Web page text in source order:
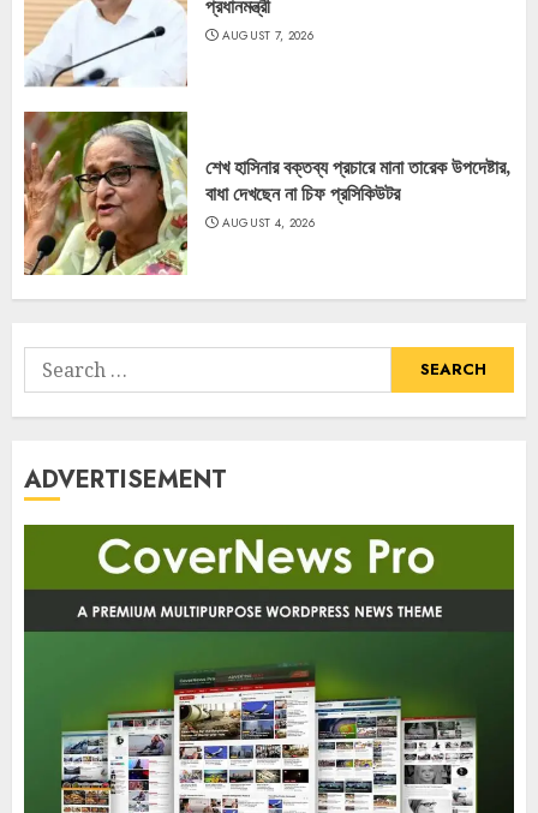
প্রধানমন্ত্রী
AUGUST 7, 2026
শেখ হাসিনার বক্তব্য প্রচারে মানা তারেক উপদেষ্টার,
বাধা দেখছেন না চিফ প্রসিকিউটর
AUGUST 4, 2026
Search
for:
ADVERTISEMENT